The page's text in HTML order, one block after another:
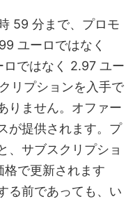
59 分まで、プロモ
ユーロではなく
ではなく 2.97 ユー
リプションを入手で
りません。オファー
が提供されます。プ
、サブスクリプショ
で更新されます
る前であっても、い